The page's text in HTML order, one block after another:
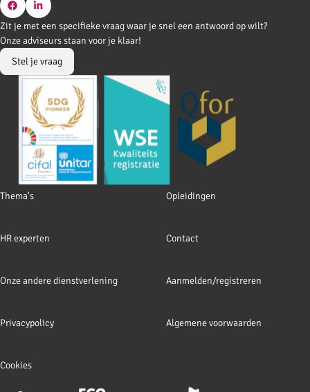
Go
to
Facebook
Go
to
LinkedIn
Footer
Thema's Opleidingen
HR experten Contact
Onze andere dienstverlening Aanmelden/registreren
Privacypolicy Algemene voorwaarden
Cookies
Zit je met een specifieke vraag waar je snel een antwoord op wilt?
Onze adviseurs staan voor je klaar!
Stel je vraag